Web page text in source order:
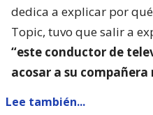
dedica a explicar por
Topic, tuvo que salir a
“este conductor de
acosar a su compañera
Lee también...